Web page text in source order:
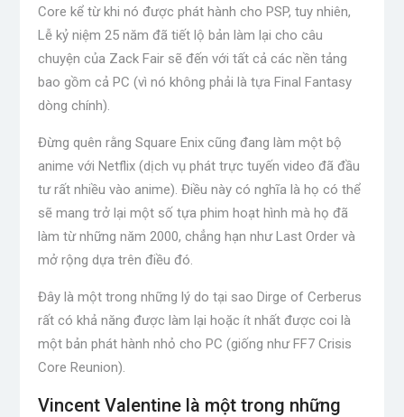
Core kể từ khi nó được phát hành cho PSP, tuy nhiên,
Lễ kỷ niệm 25 năm đã tiết lộ bản làm lại cho câu
chuyện của Zack Fair sẽ đến với tất cả các nền tảng
bao gồm cả PC (vì nó không phải là tựa Final Fantasy
dòng chính).
Đừng quên rằng Square Enix cũng đang làm một bộ
anime với Netflix (dịch vụ phát trực tuyến video đã đầu
tư rất nhiều vào anime). Điều này có nghĩa là họ có thể
sẽ mang trở lại một số tựa phim hoạt hình mà họ đã
làm từ những năm 2000, chẳng hạn như Last Order và
mở rộng dựa trên điều đó.
Đây là một trong những lý do tại sao Dirge of Cerberus
rất có khả năng được làm lại hoặc ít nhất được coi là
một bản phát hành nhỏ cho PC (giống như FF7 Crisis
Core Reunion).
Vincent Valentine là một trong những